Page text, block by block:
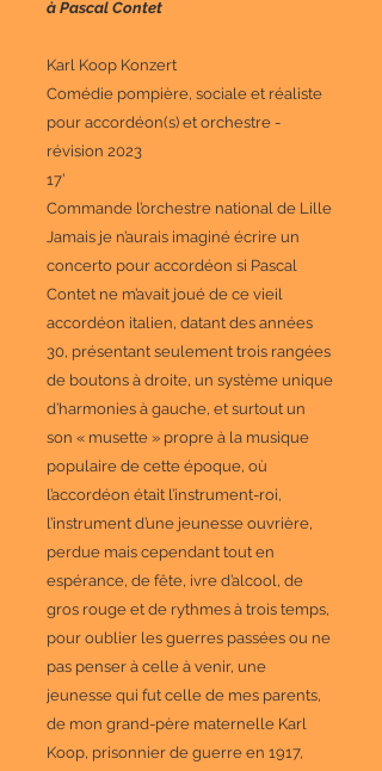
à Pascal Contet
Karl Koop Konzert
Comédie pompière, sociale et réaliste
pour accordéon(s) et orchestre -
révision 2023
17’
Commande l’orchestre national de Lille
Jamais je n’aurais imaginé écrire un
concerto pour accordéon si Pascal
Contet ne m’avait joué de ce vieil
accordéon italien, datant des années
30, présentant seulement trois rangées
de boutons à droite, un système unique
d’harmonies à gauche, et surtout un
son « musette » propre à la musique
populaire de cette époque, où
l’accordéon était l’instrument-roi,
l’instrument d’une jeunesse ouvrière,
perdue mais cependant tout en
espérance, de fête, ivre d’alcool, de
gros rouge et de rythmes à trois temps,
pour oublier les guerres passées ou ne
pas penser à celle à venir, une
jeunesse qui fut celle de mes parents,
de mon grand-père maternelle Karl
Koop, prisonnier de guerre en 1917,